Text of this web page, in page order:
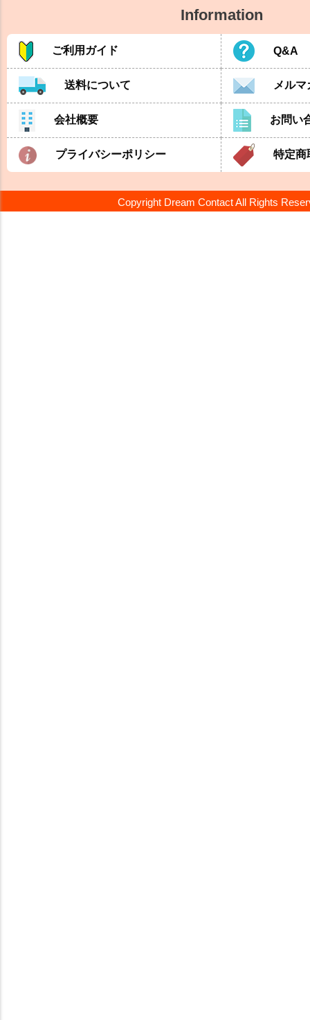
Information
ご利用ガイド Q&A
送料について メル
会社概要 お問い
プライバシーポリシー 特定商
Copyright Dream Contact All Rights